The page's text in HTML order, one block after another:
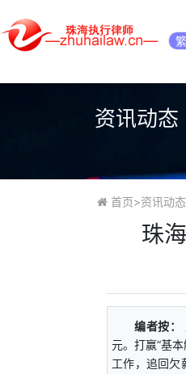
资讯动态
首页>资讯动态
珠
编者按：
元。打赢“基
工作，追回欠